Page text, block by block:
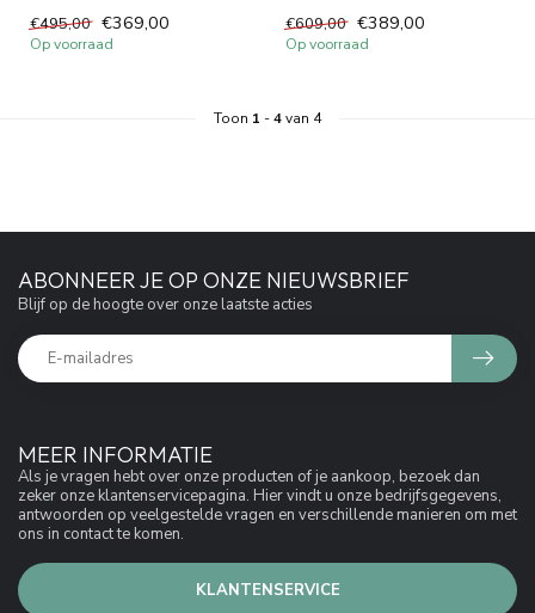
design met functionel...
€495,00 €369,00
Op voorraad
badkamer? De Desig...
€609,00 €389,00
Op voorraad
Toon 1 -4van 4
MEER INFORMATIE
Als je vragen hebt over onze producten of je aankoop, bezoek dan
zeker onze klantenservicepagina. Hier vindt u onze bedrijfsgegevens,
antwoorden op veelgestelde vragen en verschillende manieren om met
ons in contact te komen.
KLANTENSERVICE
ABONNEER JE OP ONZE NIEUWSBRIEF
Blijf op de hoogte over onze laatste acties